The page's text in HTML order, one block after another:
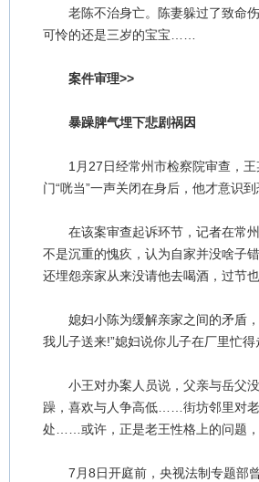
老陈不治身亡。陈妻躲过了致命伤
可怜的还是三岁的宝宝……
案件审理>>
暴躁脾气埋下悲剧祸因
1月27日经常州市检察院审查，王
门“咣当”一声关闭在身后，他才意识
在该案审查起诉环节，记者在常州
不是沉重的愧疚，认为自家并没啥子
还埋怨亲家从来没请他去喝酒，过节
媳妇小陈为缓解亲家之间的矛盾，
我儿子送来!”媳妇说你儿子在厂里忙
小王对办案人员说，父亲与岳父没
躁，喜欢与人争高低……街坊邻里对
处……或许，正是老王性格上的问题，
7月8日开庭前，央视法制专题部曾